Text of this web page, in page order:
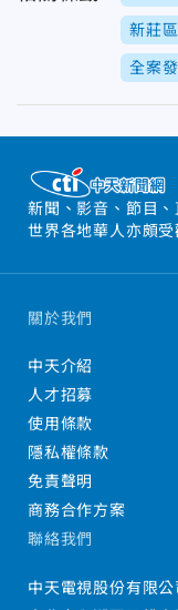
新莊區
全案
新聞、影音、節目
世界各地華人亦頗
關於我們
中天介紹
人才招募
使用條款
隱私權條款
免責聲明
商務合作方案
聯絡我們
中天電視股份有限公